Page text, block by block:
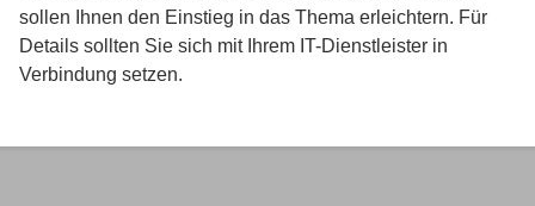
sollen Ihnen den Einstieg in das Thema erleichtern. Für
Details sollten Sie sich mit Ihrem IT-Dienstleister in
Verbindung setzen.